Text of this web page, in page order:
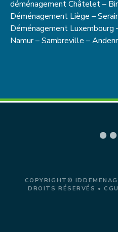
déménagement Châtelet –
Déménagement Liège –
Déménagement
Namur – Sambreville –
COPYRIGHT©
DROITS RÉSERVÉS •CGU